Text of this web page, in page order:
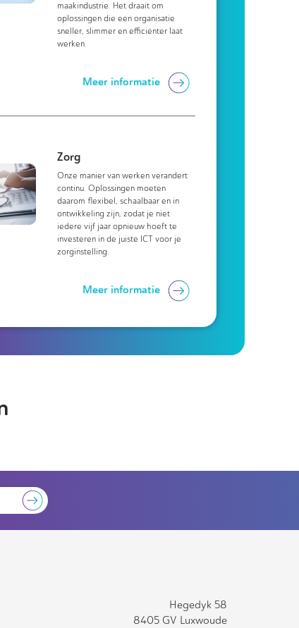
maakindustrie. Het draait om
oplossingen die een organisatie
sneller, slimmer en efficiënter laat
werken.
Meer informatie
Zorg
Onze manier van werken verandert
continu. Oplossingen moeten
daarom flexibel, schaalbaar en in
ontwikkeling zijn, zodat je niet
iedere vijf jaar opnieuw hoeft te
investeren in de juiste ICT voor je
zorginstelling.
Meer informatie
Hegedyk 58
8405 GV Luxwoude